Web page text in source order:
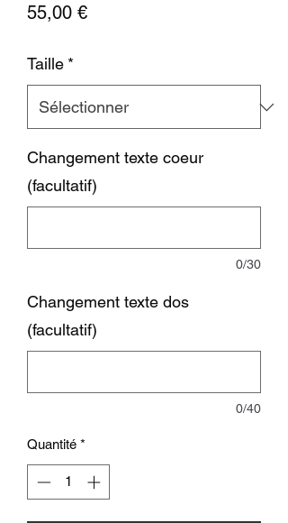
55,00 €Prix
Taille *
Changement texte coeur
(facultatif)
0/30
Changement texte dos
(facultatif)
0/40
Quantité *